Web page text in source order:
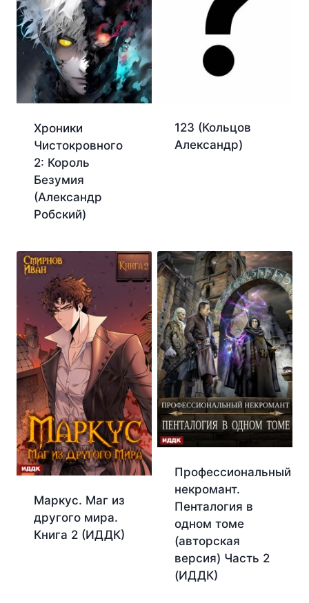
Хроники
Чистокровного
2: Король
Безумия
(Александр
Робский)
123 (Кольцов
Александр)
Маркус. Маг из
другого мира.
Книга 2 (ИДДК)
Профессиональный
некромант.
Пенталогия в
одном томе
(авторская
версия) Часть 2
(ИДДК)